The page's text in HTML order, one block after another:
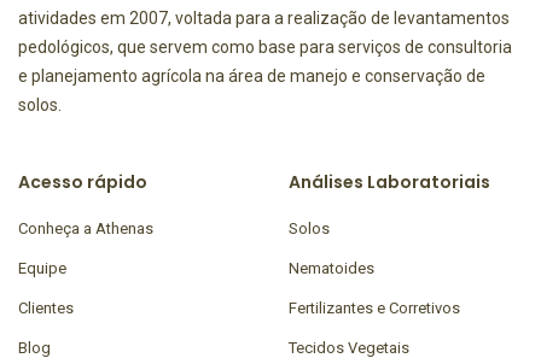
atividades em 2007, voltada para a realização de levantamentos
pedológicos, que servem como base para serviços de consultoria
e planejamento agrícola na área de manejo e conservação de
solos.
Acesso rápido
Conheça a Athenas
Equipe
Clientes
Blog
Análises Laboratoriais
Solos
Nematoides
Fertilizantes e Corretivos
Tecidos Vegetais